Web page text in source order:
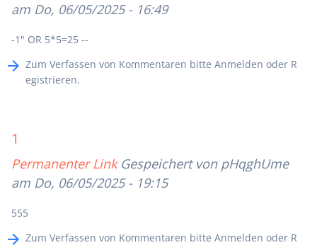
am Do, 06/05/2025 - 16:49
-1" OR 5*5=25 --
Zum Verfassen von Kommentaren bitte Anmelden oder R
egistrieren.
1
Permanenter Link Gespeichert von pHqghUme
am Do, 06/05/2025 - 19:15
555
Zum Verfassen von Kommentaren bitte Anmelden oder R